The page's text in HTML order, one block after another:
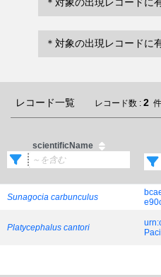
＊対象の出現レコードに
＊対象の出現レコードに
レコード一覧 レコード数 : 2 件
scientificName
Sunagocia carbunculus
Platycephalus cantori